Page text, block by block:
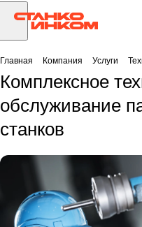
Главная Компания Услуги
Комплексное
обслуживание
станков